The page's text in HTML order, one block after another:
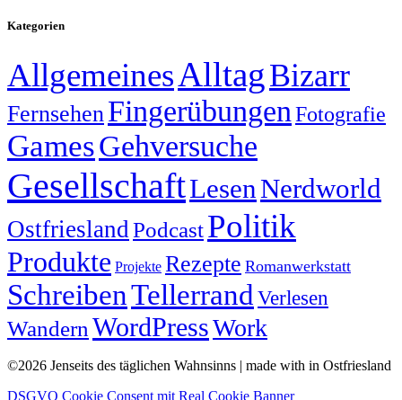
Kategorien
AllgemeinesAlltagBizarr
Fernsehen Fingerübungen Fotografie
GamesGehversuche
GesellschaftLesen Nerdworld
Ostfriesland PodcastPolitik
Produkte Projekte Rezepte Romanwerkstatt
SchreibenTellerrand Verlesen
Wandern WordPressWork
©2026 Jenseits des täglichen Wahnsinns | made with in Ostfriesland
DSGVO Cookie Consent mit Real Cookie Banner